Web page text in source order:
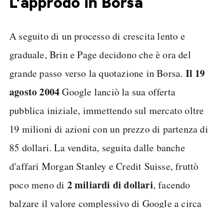
A seguito di un processo di crescita lento e
graduale, Brin e Page decidono che è ora del
grande passo verso la quotazione in Borsa. Il 19
agosto 2004Google lanciò la sua offerta
pubblica iniziale, immettendo sul mercato oltre
19 milioni di azioni con un prezzo di partenza di
85 dollari. La vendita, seguita dalle banche
d'affari Morgan Stanley e Credit Suisse, fruttò
poco meno di 2 miliardi di dollari, facendo
balzare il valore complessivo di Google a circa